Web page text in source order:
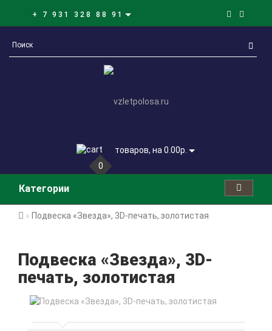
+ 7 931 328 88 91
0
товаров, на 0.00р.
Категории
Подвеска «Звезда», 3D-печать, золотистая
Подвеска «Звезда», 3D-
печать, золотистая